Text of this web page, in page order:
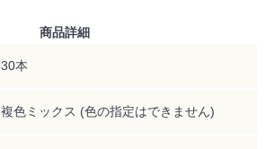
商品詳細
30本
複色ミックス (色の指定はできません)